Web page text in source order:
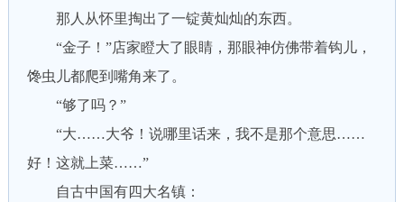
那人从怀里掏出了一锭黄灿灿的东西。
“金子！”店家瞪大了眼睛，那眼神仿佛带着钩儿，
馋虫儿都爬到嘴角来了。
“够了吗？”
“大……大爷！说哪里话来，我不是那个意思……
好！这就上菜……”
自古中国有四大名镇：